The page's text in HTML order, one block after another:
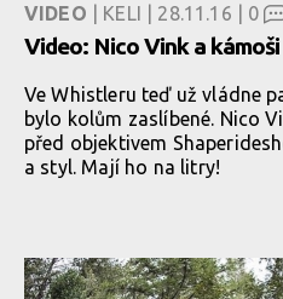
VIDEO | KELI | 28.11.16 | 0
Video: Nico Vink a
Ve Whistleru teď už vládne
bylo kolům zaslíbené. Nico
před objektivem
a styl. Mají ho na litry!